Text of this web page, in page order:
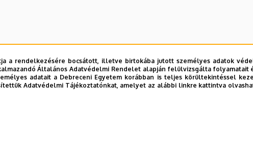
a rendelkezésére bocsátott, illetve birtokába jutott személyes adatok
Általános Adatvédelmi Rendelet alapján felülvizsgálta folyamatait
adatait a Debreceni Egyetem korábban is teljes körültekintéssel
Adatvédelmi Tájékoztatónkat, amelyet az alábbi linkre kattintva